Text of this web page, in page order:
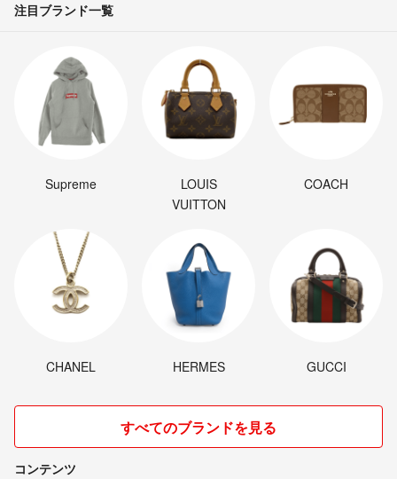
注目ブランド一覧
Supreme
LOUIS
VUITTON
COACH
CHANEL HERMES GUCCI
すべてのブランドを見る
コンテンツ